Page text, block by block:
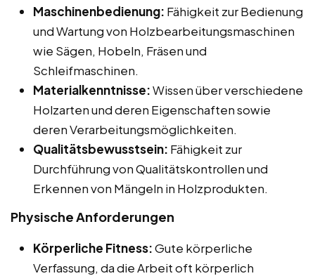
Maschinenbedienung: Fähigkeit zur Bedienung
und Wartung von Holzbearbeitungsmaschinen
wie Sägen, Hobeln, Fräsen und
Schleifmaschinen.
Materialkenntnisse:Wissen über verschiedene
Holzarten und deren Eigenschaften sowie
deren Verarbeitungsmöglichkeiten.
Qualitätsbewusstsein: Fähigkeit zur
Durchführung von Qualitätskontrollen und
Erkennen von Mängeln in Holzprodukten.
Physische Anforderungen
Körperliche Fitness:Gute körperliche
Verfassung, da die Arbeit oft körperlich